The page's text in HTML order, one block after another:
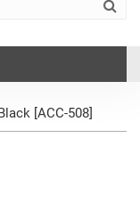
[ACC-508]